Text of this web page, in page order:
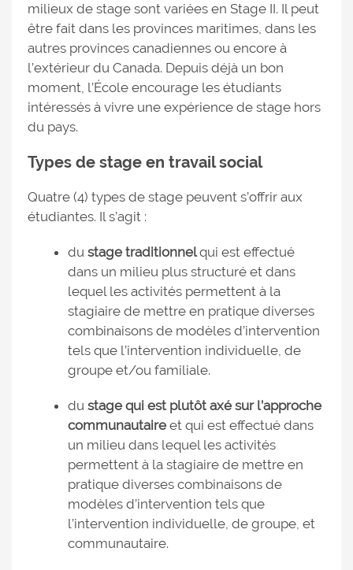
milieux de stage sont variées en Stage II. Il peut
être fait dans les provinces maritimes, dans les
autres provinces canadiennes ou encore à
l’extérieur du Canada. Depuis déjà un bon
moment, l’École encourage les étudiants
intéressés à vivre une expérience de stage hors
du pays.
Types de stage en travail social
Quatre (4) types de stage peuvent s’offrir aux
étudiantes. Il s’agit :
du stage traditionnelqui est effectué
dans un milieu plus structuré et dans
lequel les activités permettent à la
stagiaire de mettre en pratique diverses
combinaisons de modèles d’intervention
tels que l’intervention individuelle, de
groupe et/ou familiale.
du stage qui est plutôt axé sur l’approche
communautaireet qui est effectué dans
un milieu dans lequel les activités
permettent à la stagiaire de mettre en
pratique diverses combinaisons de
modèles d’intervention tels que
l’intervention individuelle, de groupe, et
communautaire.